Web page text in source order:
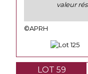
valeur
©APRH
LOT 59